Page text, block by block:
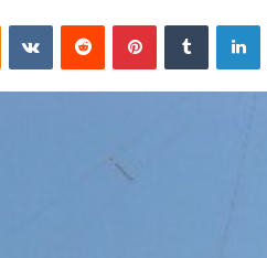
لينكدإن بينتيريست